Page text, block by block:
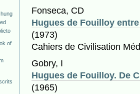
of
Fonseca, CD
Hugues de Fouilloy
(1973)
Cahiers de Civilisation
Gobry, I
Hugues de Fouilloy. De
(1965)